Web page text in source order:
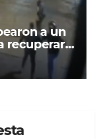
a un
recuperar
en Berisso